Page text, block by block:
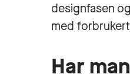
designfasen
med
Har